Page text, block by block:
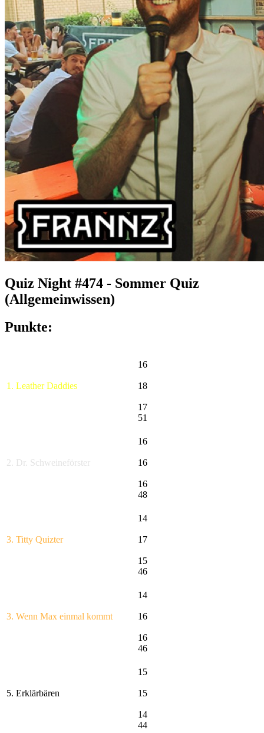
Quiz Night #474 - Sommer Quiz
(Allgemeinwissen)
Punkte:
1. Leather Daddies
16
18
17
51
2. Dr. Schweineförster
16
16
16
48
3. Titty Quizter
14
17
15
46
3. Wenn Max einmal kommt
14
16
16
46
5. Erklärbären
15
15
14
44